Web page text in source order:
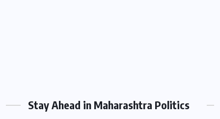
Stay Ahead in Maharashtra Politics